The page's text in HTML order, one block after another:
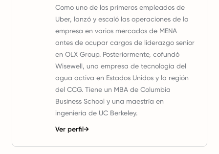
Como uno de los primeros empleados de
Uber, lanzó y escaló las operaciones de la
empresa en varios mercados de MENA
antes de ocupar cargos de liderazgo senior
en OLX Group. Posteriormente, cofundó
Wisewell, una empresa de tecnología del
agua activa en Estados Unidos y la región
del CCG. Tiene un MBA de Columbia
Business School y una maestría en
ingeniería de UC Berkeley.
Ver perfil→